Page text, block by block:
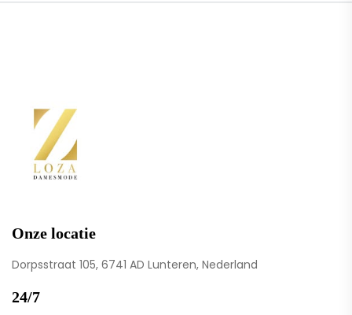
Onze locatie
Dorpsstraat 105, 6741 AD Lunteren, Nederland
24/7